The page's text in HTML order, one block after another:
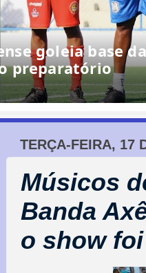
TERÇA-FEIRA, 17
Músicos
Banda
o show